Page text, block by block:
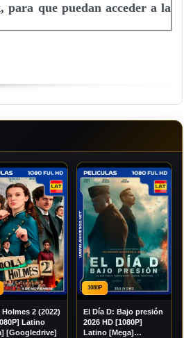
para que puedan acceder a la
2 (2022)
Latino
[Googledrive]
1080P
El Día D: Bajo presión
2026 HD [1080P]
Latino [Mega]